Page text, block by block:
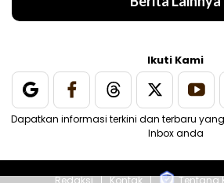
Ikuti Kami
Dapatkan informasi terkini dan terbaru
Inbox anda